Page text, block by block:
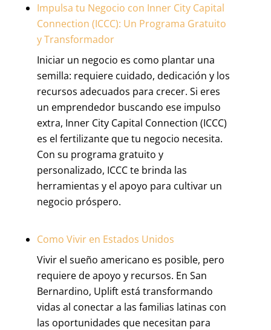
Impulsa tu Negocio con Inner City Capital
Connection (ICCC): Un Programa Gratuito
y Transformador
Iniciar un negocio es como plantar una
semilla: requiere cuidado, dedicación y los
recursos adecuados para crecer. Si eres
un emprendedor buscando ese impulso
extra, Inner City Capital Connection (ICCC)
es el fertilizante que tu negocio necesita.
Con su programa gratuito y
personalizado, ICCC te brinda las
herramientas y el apoyo para cultivar un
negocio próspero.
Como Vivir en Estados Unidos
Vivir el sueño americano es posible, pero
requiere de apoyo y recursos. En San
Bernardino, Uplift está transformando
vidas al conectar a las familias latinas con
las oportunidades que necesitan para